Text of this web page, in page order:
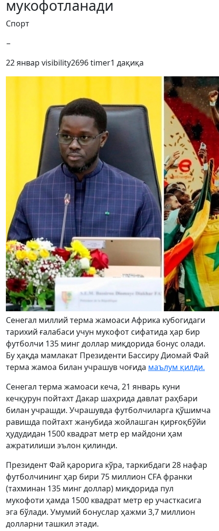
мукофотланади
Спорт
−
22 январ visibility2696timer1 дақиқа
Сенегал миллий терма жамоаси Африка кубогидаги
тарихий ғалабаси учун мукофот сифатида ҳар бир
футболчи 135 минг доллар миқдорида бонус олади.
Бу ҳақда мамлакат Президенти Бассиру Диомай Фай
терма жамоа билан учрашув чоғида маълум қилди.
Сенегал терма жамоаси кеча, 21 январь куни
кечқурун пойтахт Дакар шаҳрида давлат раҳбари
билан учрашди. Учрашувда футболчиларга қўшимча
равишда пойтахт жанубида жойлашган қирғоқбўйи
ҳудудидан 1500 квадрат метр ер майдони ҳам
ажратилиши эълон қилинди.
Президент Фай қарорига кўра, таркибдаги 28 нафар
футболчининг ҳар бири 75 миллион CFA франки
(тахминан 135 минг доллар) миқдорида пул
мукофоти ҳамда 1500 квадрат метр ер участкасига
эга бўлади. Умумий бонуслар ҳажми 3,7 миллион
долларни ташкил этади.